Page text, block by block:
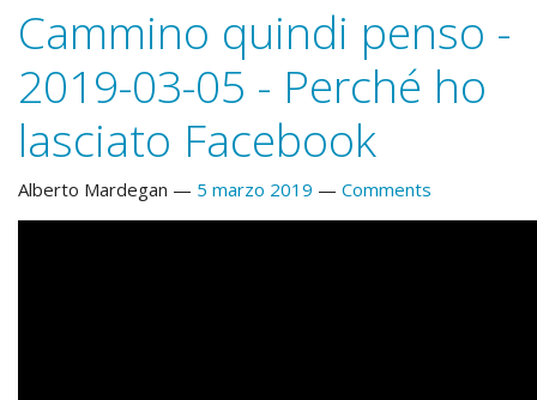
Cammino quindi penso -
2019-03-05 - Perché ho
lasciato Facebook
Alberto Mardegan 5 marzo 2019 Comments